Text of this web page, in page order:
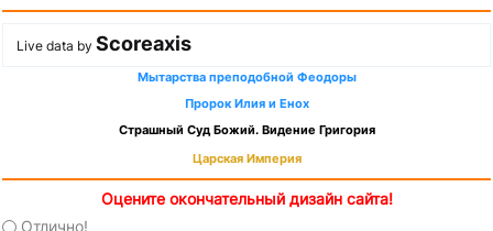
Live data by Scoreaxis
Мытарства преподобной Феодоры
Пророк Илия и Енох
Страшный Суд Божий. Видение Григория
Царская Империя
Оцените окончательный дизайн сайта!
Отлично!